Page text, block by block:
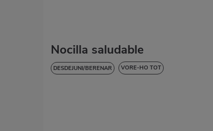
Nocilla saludable
DESDEJUNI/BERENAR VORE-HO TOT